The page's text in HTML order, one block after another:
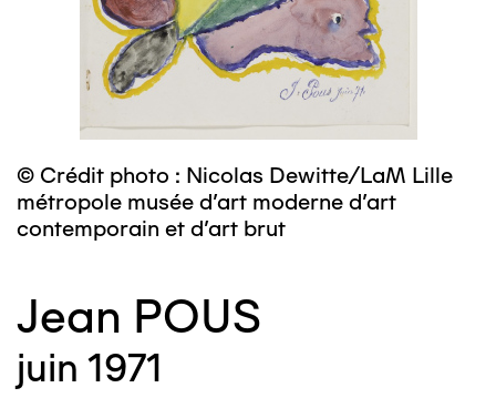
© Crédit photo : Nicolas Dewitte/LaM Lille
métropole musée d’art moderne d’art
contemporain et d’art brut
Jean POUS
juin 1971